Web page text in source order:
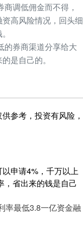
调低佣金而不得，
高风险情况，回头细
券商渠道分享给大
是自己的。
参考，投资有风险，
申请4%，千万以上
，省出来的钱是自己
率最低3.8一亿资金融